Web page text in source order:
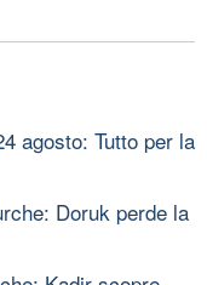
agosto: Tutto per la
Doruk perde la